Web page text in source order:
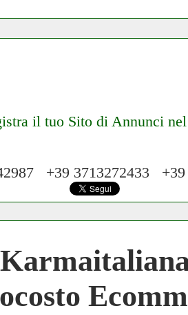
il tuo Sito di Annunci
per Lavoro nel
il tuo Ecommerce nel
+39 3713272433